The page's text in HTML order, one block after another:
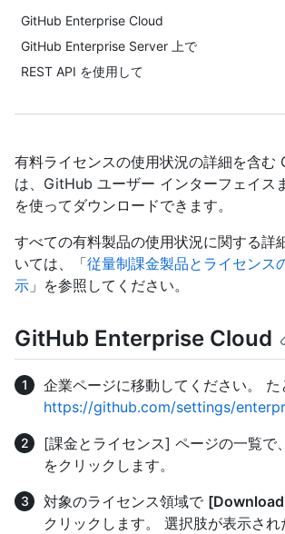
GitHub Enterprise Cloud
GitHub Enterprise Server 上で
REST API を使用して
有料ライセンスの使用状況の詳細を含む
は、GitHub ユーザー インターフェイス
を使ってダウンロードできます。
すべての有料製品の使用状況に関する詳
いては、「従量制課金製品とライセンス
示 」を参照してください。
GitHub Enterprise Cloud
企業ページに移動してください。 た
https://github.com/settings/
[課金とライセンス] ページの一覧で
をクリックします。
対象のライセンス領域で
クリックします。 選択肢が表示さ